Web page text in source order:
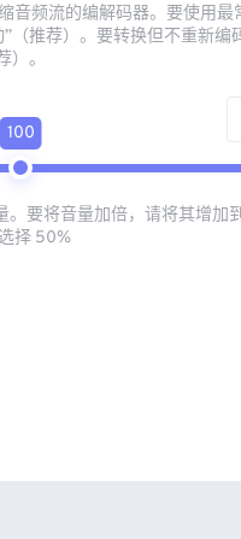
音频流的编解码器。要使用最
（推荐）。要转换但不重新编
）。
100
。要将音量加倍，请将其增加
择 50%